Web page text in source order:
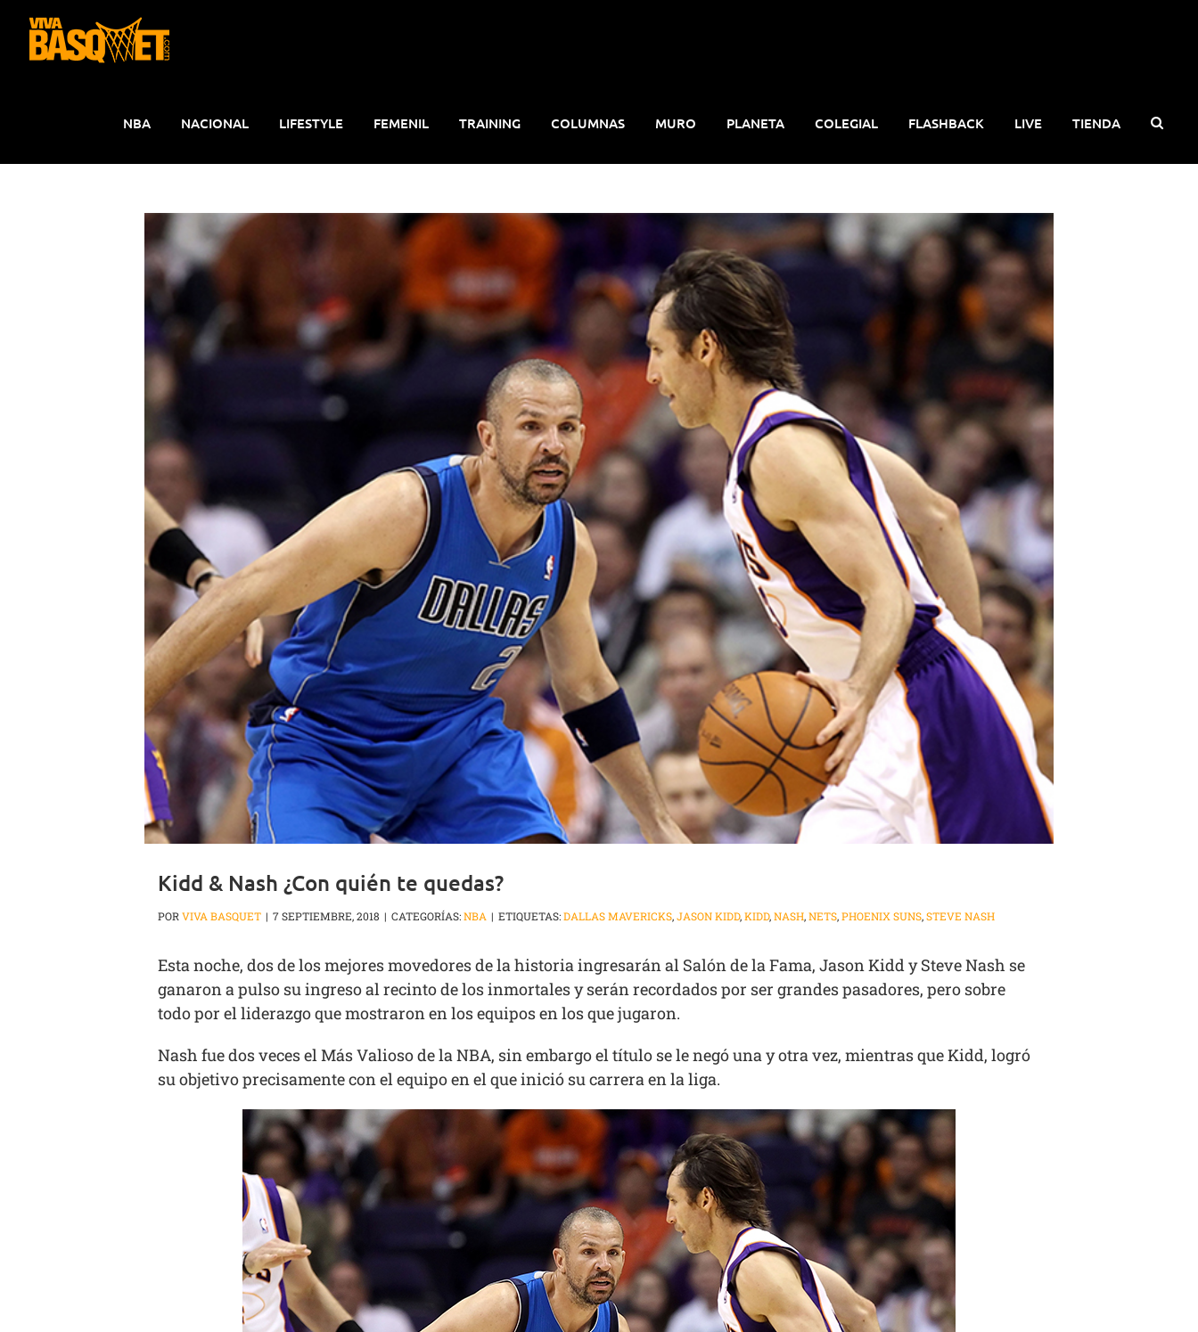
contenido
NBA NACIONAL LIFESTYLE FEMENIL TRAINING COLUMNAS MURO PLANETA COLEGIAL FLASHBACK LIVE TIENDA
Kidd & Nash ¿Con quién te quedas?
PORVIVA BASQUET | 7 SEPTIEMBRE, 2018 | CATEGORÍAS:NBA | ETIQUETAS:DALLAS MAVERICKS,JASON KIDD,KIDD,NASH,NETS,PHOENIX SUNS,STEVE NASH
Esta noche, dos de los mejores movedores de la historia ingresarán al Salón de la Fama, Jason Kidd y Steve Nash se
ganaron a pulso su ingreso al recinto de los inmortales y serán recordados por ser grandes pasadores, pero sobre
todo por el liderazgo que mostraron en los equipos en los que jugaron.
Nash fue dos veces el Más Valioso de la NBA, sin embargo el título se le negó una y otra vez, mientras que Kidd, logró
su objetivo precisamente con el equipo en el que inició su carrera en la liga.